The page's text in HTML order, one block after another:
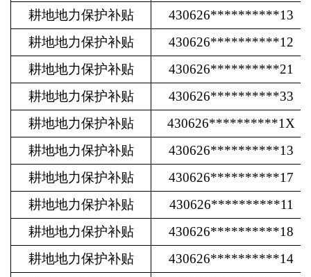
耕地地力保护补贴
430626**********13
耕地地力保护补贴
430626**********12
耕地地力保护补贴
430626**********21
耕地地力保护补贴
430626**********33
耕地地力保护补贴
430626**********1X
耕地地力保护补贴
430626**********13
耕地地力保护补贴
430626**********17
耕地地力保护补贴
430626**********11
耕地地力保护补贴
430626**********18
耕地地力保护补贴
430626**********14